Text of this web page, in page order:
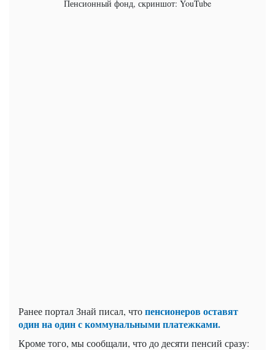
Пенсионный фонд, скриншот: YouTube
Ранее портал Знай писал, чтопенсионеров оставят
один на один с коммунальными платежками.
Кроме того, мы сообщали, что до десяти пенсий сразу: